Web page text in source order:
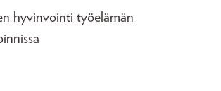
hyvinvointi työelämän